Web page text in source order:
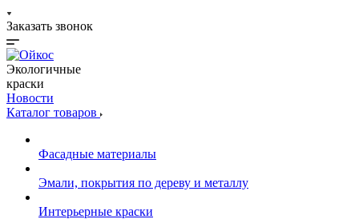
Заказать звонок
Экологичные
краски
Новости
Каталог товаров
Фасадные материалы
Эмали, покрытия по дереву и металлу
Интерьерные краски